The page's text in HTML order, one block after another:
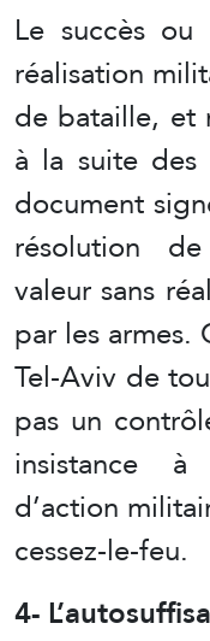
Le succès
réalisation
de bataille, et
à la suite
document
résolution
valeur sans
par les
Tel-Aviv de
pas un
insistance
d’action
cessez-le-feu.
4-